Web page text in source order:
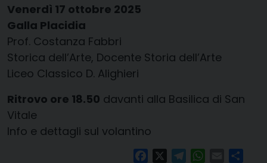
Venerdì 17 ottobre 2025
Galla Placidia
Prof. Costanza Fabbri
Storica dell’Arte, Docente Storia dell’Arte
Liceo Classico D. Alighieri
Ritrovo ore 18.50 davanti alla Basilica di San
Vitale
Info e dettagli sul volantino
FacebookTelegramWhatsApp
Email